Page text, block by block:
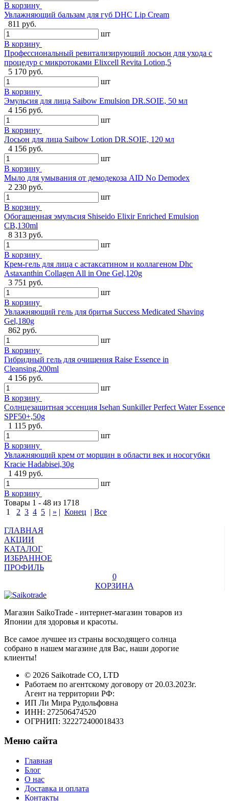
В корзину
Увлажняющий бальзам для губ DHC Lip Cream
811 руб.
шт
В корзину
Профессиональный ревитализирующий лосьон для ухода с
процедур с микротоками Elixcell Revita Lotion,5
5 170 руб.
шт
В корзину
Эмульсия для лица Saibow Emulsion DR.SOIE, 50 мл
4 156 руб.
шт
В корзину
Лосьон для лица Saibow Lotion DR.SOIE, 120 мл
4 156 руб.
шт
В корзину
Мыло для умывания от демодекоза AID No Demodex
2 230 руб.
шт
В корзину
Обогащенная эмульсия Shiseido Elixir Enriched Emulsion
CB,130ml
8 313 руб.
шт
В корзину
Крем-гель для лица с астаксатином и коллагеном Dhc
Astaxanthin Collagen All in One Gel,120g
3 751 руб.
шт
В корзину
Увлажняющий гель для бритья Success Medicated Shaving
Gel,180g
862 руб.
шт
В корзину
Гибридный гель для очищения Raise Essence in
Cleansing,200ml
4 156 руб.
шт
В корзину
Солнцезащитная эссенция Isehan Sunkiller Perfect Water Essence
SPF50+,50g
1 115 руб.
шт
В корзину
Увлажняющий крем от морщин в области век и носогубки
Kracie Hadabisei,30g
1 419 руб.
шт
В корзину
Товары 1 - 48 из 1718
1
2 3 4 5 | » | Конец | Все
ГЛАВНАЯ
АКЦИИ
КАТАЛОГ
ИЗБРАННОЕ
ПРОФИЛЬ
0
КОРЗИНА
Магазин SaikoTrade - интернет-магазин товаров из
Японии для здоровья и красоты.
Все самое лучшее из страны восходящего солнца
собрано в нашем магазине для Вас, наши дорогие
клиенты!
© 2026 Saikotrade CO, LTD
Работаем по агентскому договору от 20.03.2023г.
Агент на территории РФ:
ИП Ли Мира Рудольфовна
ИНН: 272506474520
ОГРНИП: 322272400018433
Меню сайта
Главная
Блог
О нас
Доставка и оплата
Контакты